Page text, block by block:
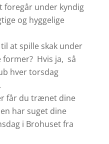
foregår under kyndig
og hyggelige
at spille skak under
former? Hvis ja, så
hver torsdag
får du trænet dine
har suget dine
i Brohuset fra